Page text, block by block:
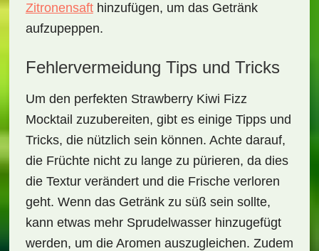
Zitronensafthinzufügen, um das Getränk
aufzupeppen.
Fehlervermeidung Tips und Tricks
Um den perfekten Strawberry Kiwi Fizz
Mocktail zuzubereiten, gibt es einige Tipps und
Tricks, die nützlich sein können. Achte darauf,
die Früchte nicht zu lange zu pürieren, da dies
die Textur verändert und die Frische verloren
geht. Wenn das Getränk zu süß sein sollte,
kann etwas mehr Sprudelwasser hinzugefügt
werden, um die Aromen auszugleichen. Zudem